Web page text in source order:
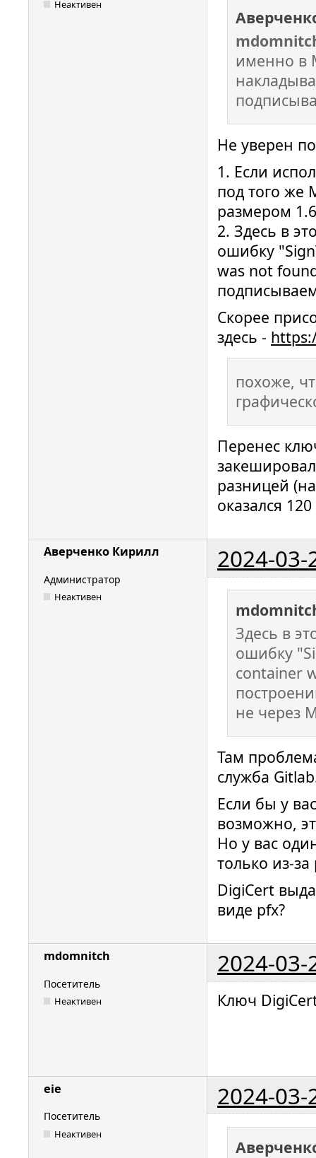
Неактивен
именно в
Не уверен
1. Если
под того же
размером
2. Здесь в
ошибку
was not
Скорее
здесь -
похоже,
Перенес
разницей
оказался
Аверченко Кирилл 2024-03-
Администратор
Неактивен
Здесь в
ошибку
container
не через
Там
служба
Если бы у
возможно,
Но у вас
только из-
DigiCert
виде pfx?
mdomnitch 2024-03-
Посетитель
Неактивен Ключ
eie 2024-03-
Посетитель
Неактивен